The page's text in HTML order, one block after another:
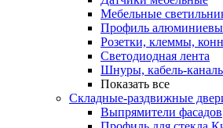
Мебельные
Профиль
Розетки, клеммы,
Светодиодная лента
Шнуры, кабель-
Показать все
Складные-раздвижные
Выпрямители фасадов